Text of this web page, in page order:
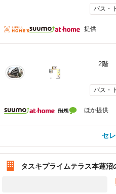
バス・
提供
2階
バス・
ほか提供
セ
タスキプライムテラス本蓮沼